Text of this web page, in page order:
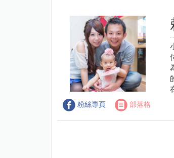
粉絲專頁 部落格